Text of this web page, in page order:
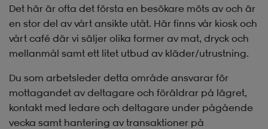
Det här är ofta det första en besökare möts av och är
en stor del av vårt ansikte utåt. Här finns vår kiosk och
vårt café där vi säljer olika former av mat, dryck och
mellanmål samt ett litet utbud av kläder/utrustning.
Du som arbetsleder detta område ansvarar för
mottagandet av deltagare och föräldrar på lägret,
kontakt med ledare och deltagare under pågående
vecka samt hantering av transaktioner på